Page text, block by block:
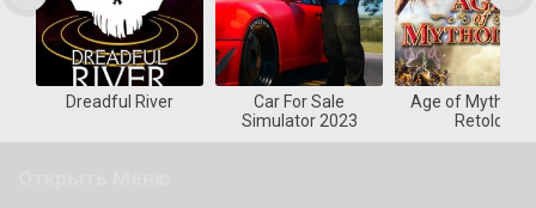
Dreadful River
Car For Sale
Simulator 2023
Age of
Retold